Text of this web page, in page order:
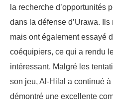
la recherche d’opportunités
dans la défense d’Urawa.
mais ont également essayé
coéquipiers, ce qui a rendu
intéressant. Malgré les
son jeu, Al-Hilal a continué à
démontré une excellente